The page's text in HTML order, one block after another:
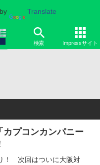
Translate
検索 Impressサイト
カプコンカンパニー
！ 次回はついに大阪対